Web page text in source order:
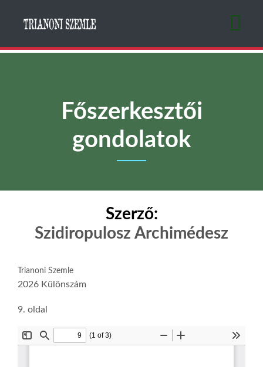
Főszerkesztői
gondolatok
Szerző:
Szidiropulosz Archimédesz
Trianoni Szemle
2026 Különszám
9. oldal